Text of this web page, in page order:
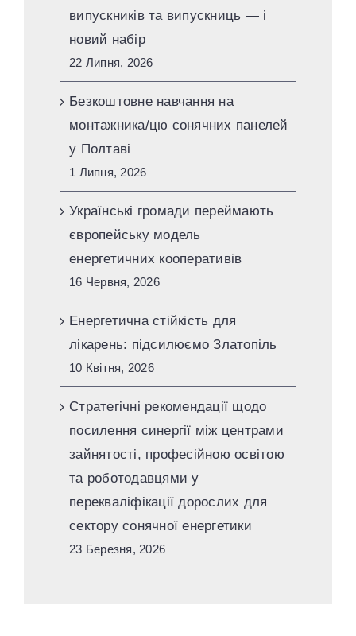
випускників та випускниць — і
новий набір
22 Липня, 2026
Безкоштовне навчання на
монтажника/цю сонячних панелей
у Полтаві
1 Липня, 2026
Українські громади переймають
європейську модель
енергетичних кооперативів
16 Червня, 2026
Енергетична стійкість для
лікарень: підсилюємо Златопіль
10 Квітня, 2026
Стратегічні рекомендації щодо
посилення синергії між центрами
зайнятості, професійною освітою
та роботодавцями у
перекваліфікації дорослих для
сектору сонячної енергетики
23 Березня, 2026